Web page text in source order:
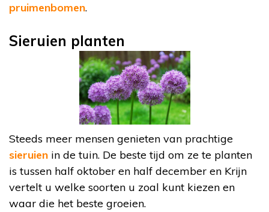
pruimenbomen.
Sieruien planten
Steeds meer mensen genieten van prachtige
sieruien in de tuin. De beste tijd om ze te planten
is tussen half oktober en half december en Krijn
vertelt u welke soorten u zoal kunt kiezen en
waar die het beste groeien.